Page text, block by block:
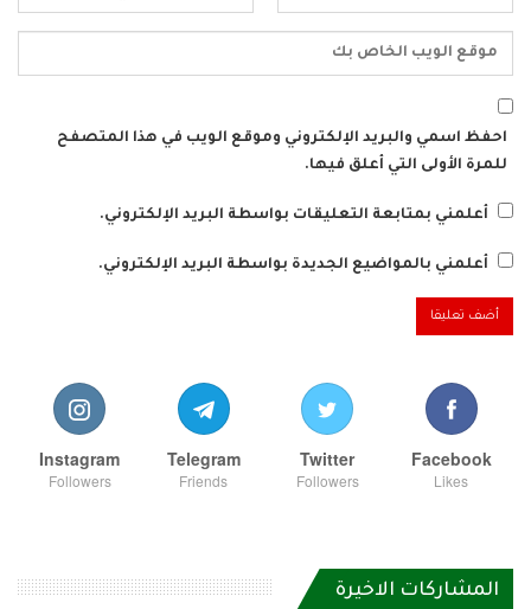
احفظ اسمي والبريد الإلكتروني وموقع الويب في هذا المتصفح
للمرة الأولى التي أعلق فيها.
أعلمني بمتابعة التعليقات بواسطة البريد الإلكتروني.
أعلمني بالمواضيع الجديدة بواسطة البريد الإلكتروني.
Facebook
Likes
Twitter
Followers
Telegram
Friends
Instagram
Followers
المشاركات الاخيرة